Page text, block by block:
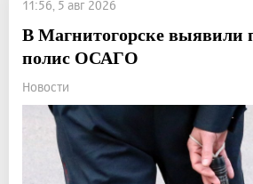
11:56, 5 авг 2026
В Магнитогорске выявили
полис ОСАГО
Новости